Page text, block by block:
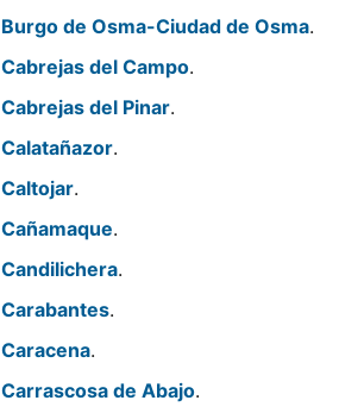
Burgo de Osma-Ciudad de Osma.
Cabrejas del Campo.
Cabrejas del Pinar.
Calatañazor.
Caltojar.
Cañamaque.
Candilichera.
Carabantes.
Caracena.
Carrascosa de Abajo.